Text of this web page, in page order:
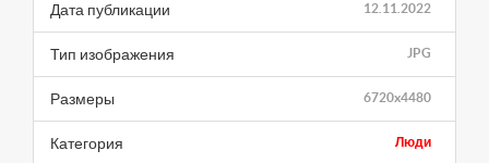
12.11.2022
Дата публикации
JPG
Тип изображения
6720x4480
Размеры
Люди
Категория